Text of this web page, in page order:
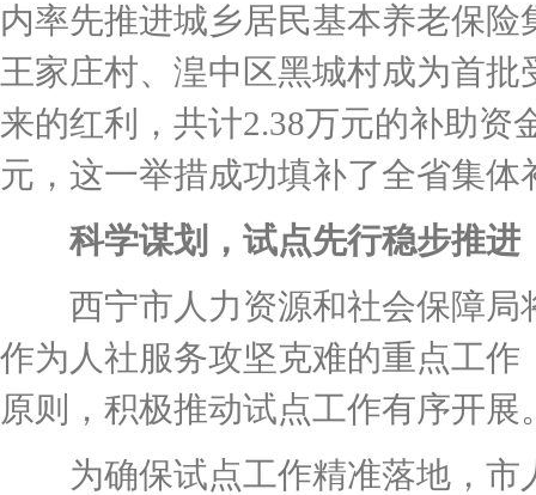
内率先推进城乡居民基本养老保
王家庄村、湟中区黑城村成为首
来的红利，共计2.38万元的补助资
元，这一举措成功填补了全省集
科学谋划，试点先行稳步推进
西宁市人力资源和社会保障局
作为人社服务攻坚克难的重点工
原则，积极推动试点工作有序开展
为确保试点工作精准落地，市